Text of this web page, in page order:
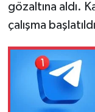
gözaltına aldı.
çalışma